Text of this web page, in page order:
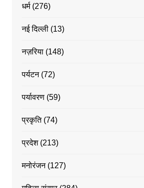
धर्म(276)
नई दिल्ली(13)
नज़रिया(148)
पर्यटन(72)
पर्यावरण(59)
प्रकृति(74)
प्रदेश(213)
मनोरंजन(127)